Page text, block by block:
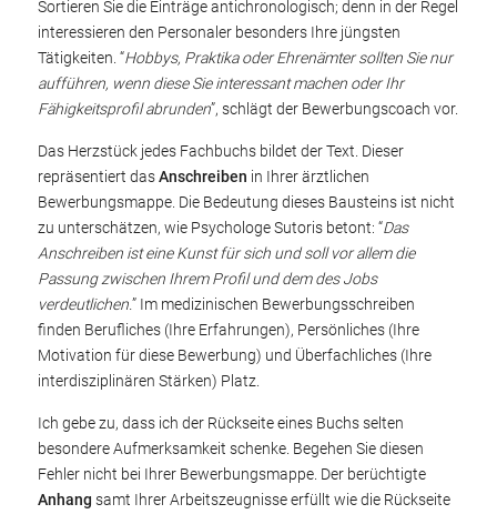
Sortieren Sie die Einträge antichronologisch; denn in der Regel
interessieren den Personaler besonders Ihre jüngsten
Tätigkeiten. “Hobbys, Praktika oder Ehrenämter sollten Sie nur
aufführen, wenn diese Sie interessant machen oder Ihr
Fähigkeitsprofil abrunden”, schlägt der Bewerbungscoach vor.
Das Herzstück jedes Fachbuchs bildet der Text. Dieser
repräsentiert dasAnschreiben in Ihrer ärztlichen
Bewerbungsmappe. Die Bedeutung dieses Bausteins ist nicht
zu unterschätzen, wie Psychologe Sutoris betont: “Das
Anschreiben ist eine Kunst für sich und soll vor allem die
Passung zwischen Ihrem Profil und dem des Jobs
verdeutlichen.” Im medizinischen Bewerbungsschreiben
finden Berufliches (Ihre Erfahrungen), Persönliches (Ihre
Motivation für diese Bewerbung) und Überfachliches (Ihre
interdisziplinären Stärken) Platz.
Ich gebe zu, dass ich der Rückseite eines Buchs selten
besondere Aufmerksamkeit schenke. Begehen Sie diesen
Fehler nicht bei Ihrer Bewerbungsmappe. Der berüchtigte
Anhang samt Ihrer Arbeitszeugnisse erfüllt wie die Rückseite